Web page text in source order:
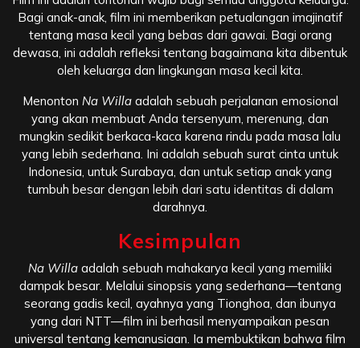
Bagi anak-anak, film ini memberikan petualangan imajinatif
tentang masa kecil yang bebas dari gawai. Bagi orang
dewasa, ini adalah refleksi tentang bagaimana kita dibentuk
oleh keluarga dan lingkungan masa kecil kita.
Menonton Na Willaadalah sebuah perjalanan emosional
yang akan membuat Anda tersenyum, merenung, dan
mungkin sedikit berkaca-kaca karena rindu pada masa lalu
yang lebih sederhana. Ini adalah sebuah surat cinta untuk
Indonesia, untuk Surabaya, dan untuk setiap anak yang
tumbuh besar dengan lebih dari satu identitas di dalam
darahnya.
Kesimpulan
Na Willa adalah sebuah mahakarya kecil yang memiliki
dampak besar. Melalui sinopsis yang sederhana—tentang
seorang gadis kecil, ayahnya yang Tionghoa, dan ibunya
yang dari NTT—film ini berhasil menyampaikan pesan
universal tentang kemanusiaan. Ia membuktikan bahwa film